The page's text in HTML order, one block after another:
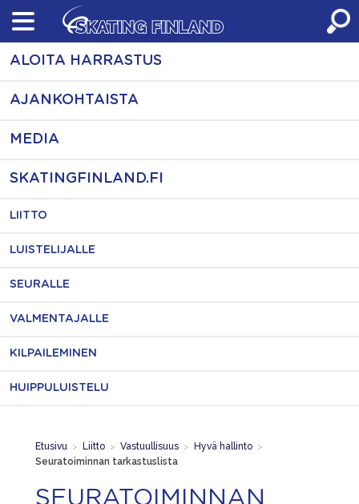
Skip
content
ALOITA HARRASTUS
AJANKOHTAISTA
MEDIA
SKATINGFINLAND.FI
LIITTO
LUISTELIJALLE
SEURALLE
VALMENTAJALLE
KILPAILEMINEN
HUIPPULUISTELU
Etusivu > Liitto > Vastuullisuus > Hyvä hallinto >
Seuratoiminnan tarkastuslista
SEURATOIMINNAN